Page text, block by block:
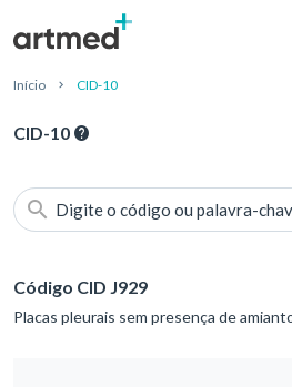
Início CID-10
CID-10
Digite o código ou palavra-
Código CID J929
Placas pleurais sem presença de